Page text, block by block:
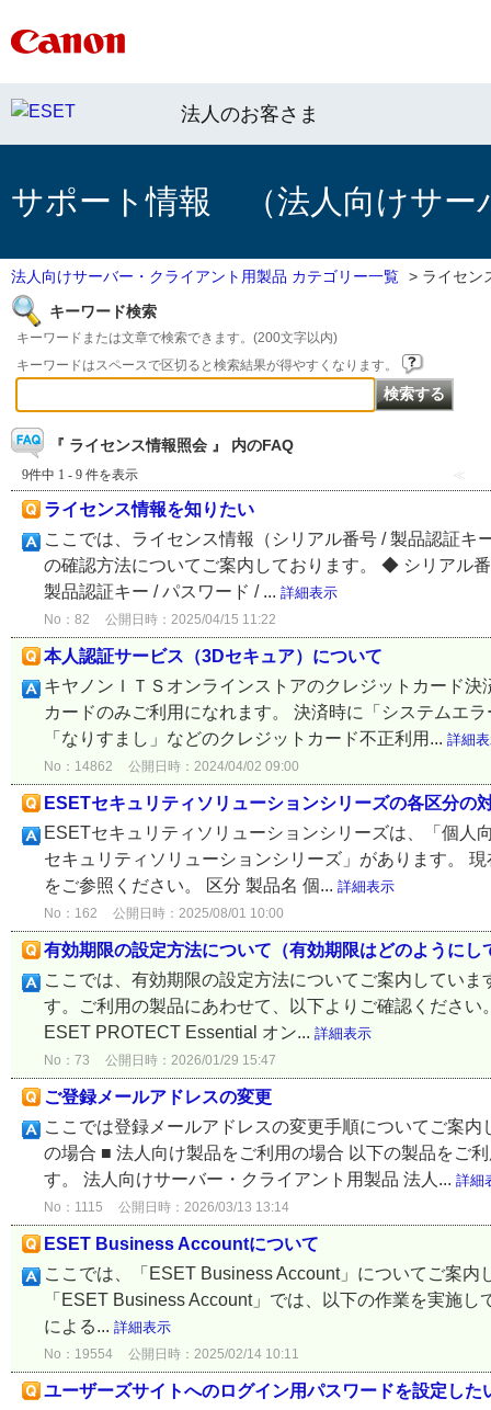
法人のお客さま
サポート情報 （法人向けサー
法人向けサーバー・クライアント用製品 カテゴリー一覧 > ライセン
キーワード検索
キーワードまたは文章で検索できます。(200文字以内)
キーワードはスペースで区切ると検索結果が得やすくなります。
『 ライセンス情報照会 』 内のFAQ
9件中 1 - 9 件を表示 ≪
ライセンス情報を知りたい
ここでは、ライセンス情報（シリアル番号 / 製品認証キ
の確認方法についてご案内しております。 ◆ シリア
製品認証キー / パスワード / ... 詳細表示
No：82 公開日時：2025/04/15 11:22
本人認証サービス（3Dセキュア）について
キヤノンＩＴＳオンラインストアのクレジットカード
カードのみご利用になれます。 決済時に「システムエ
「なりすまし」などのクレジットカード不正利用... 詳細
No：14862 公開日時：2024/04/02 09:00
ESETセキュリティソリューションシリーズの各区分の
ESETセキュリティソリューションシリーズは、「個
セキュリティソリューションシリーズ」があります。
をご参照ください。 区分 製品名 個... 詳細表示
No：162 公開日時：2025/08/01 10:00
有効期限の設定方法について（有効期限はどのようにし
ここでは、有効期限の設定方法についてご案内してい
す。ご利用の製品にあわせて、以下よりご確認くださ
ESET PROTECT Essential オン... 詳細表示
No：73 公開日時：2026/01/29 15:47
ご登録メールアドレスの変更
ここでは登録メールアドレスの変更手順についてご案
の場合 ■ 法人向け製品をご利用の場合 以下の製品をご
す。 法人向けサーバー・クライアント用製品 法人... 詳細
No：1115 公開日時：2026/03/13 13:14
ESET Business Accountについて
ここでは、「ESET Business Account」についてご案
「ESET Business Account」では、以下の作業を実施
による... 詳細表示
No：19554 公開日時：2025/02/14 10:11
ユーザーズサイトへのログイン用パスワードを設定した